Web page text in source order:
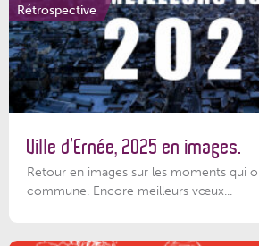
Rétrospective
Ville d’Ernée, 2025 en images.
Retour en images sur les moments qui
commune. Encore meilleurs vœux...